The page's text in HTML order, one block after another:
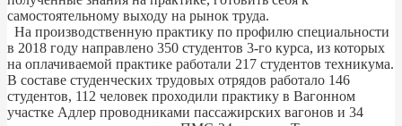
самостоятельному выходу на рынок труда.
На производственную практику по профилю специальности
в 2018 году направлено 350 студентов 3-го курса, из которых
на оплачиваемой практике работали 217 студентов техникума.
В составе студенческих трудовых отрядов работало 146
студентов, 112 человек проходили практику в Вагонном
участке Адлер проводниками пассажирских вагонов и 34